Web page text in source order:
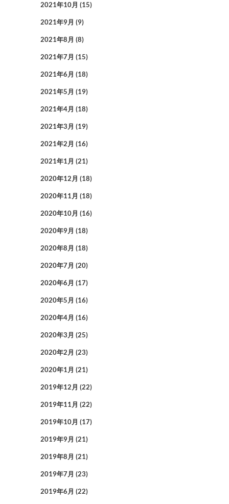
2021年10月 (15)
2021年9月 (9)
2021年8月 (8)
2021年7月 (15)
2021年6月 (18)
2021年5月 (19)
2021年4月 (18)
2021年3月 (19)
2021年2月 (16)
2021年1月 (21)
2020年12月 (18)
2020年11月 (18)
2020年10月 (16)
2020年9月 (18)
2020年8月 (18)
2020年7月 (20)
2020年6月 (17)
2020年5月 (16)
2020年4月 (16)
2020年3月 (25)
2020年2月 (23)
2020年1月 (21)
2019年12月 (22)
2019年11月 (22)
2019年10月 (17)
2019年9月 (21)
2019年8月 (21)
2019年7月 (23)
2019年6月 (22)